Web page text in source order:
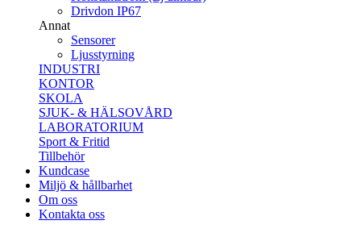
Drivdon IP67
Annat
Sensorer
Ljusstyrning
INDUSTRI
KONTOR
SKOLA
SJUK- & HÄLSOVÅRD
LABORATORIUM
Sport & Fritid
Tillbehör
Kundcase
Miljö & hållbarhet
Om oss
Kontakta oss